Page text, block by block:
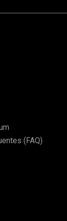
embalada,
(FAQ)